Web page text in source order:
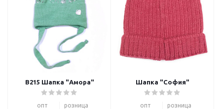
В215 Шапка "Амора"
опт розница
Шапка "София"
опт розница